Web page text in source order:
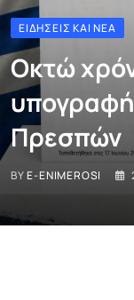
ΕΙΔΉΣΕΙΣ ΚΑΙ ΝΈΑ
Οκτώ
Πρεσπών
BYE-ENIMEROSI